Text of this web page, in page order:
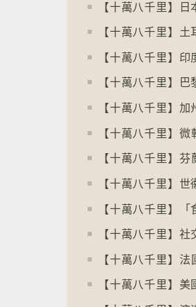
【十萬八千里】
【十萬八千里】
【十萬八千里】⁠
【十萬八千里】